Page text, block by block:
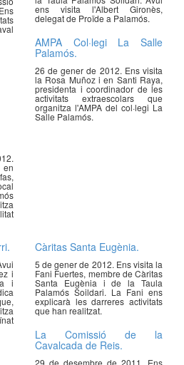
ens visita l'Albert Gironès,
delegat de Proïde a Palamós.
AMPA Col·legi La Salle
Palamós.
26 de gener de 2012. Ens visita
la Rosa Muñoz i en Santi Raya,
presidenta i coordinador de les
activitats extraescolars que
organitza l'AMPA del col·legi La
Salle Palamós.
en
i
i
Càritas Santa Eugènia.
5 de gener de 2012. Ens visita la
Fani Fuertes, membre de Càritas
Santa Eugènia i de la Taula
Palamós Soildari. La Fani ens
explicarà les darreres activitats
que han realitzat.
La Comissió de la
Cavalcada de Reis.
29 de desembre de 2011. Ens